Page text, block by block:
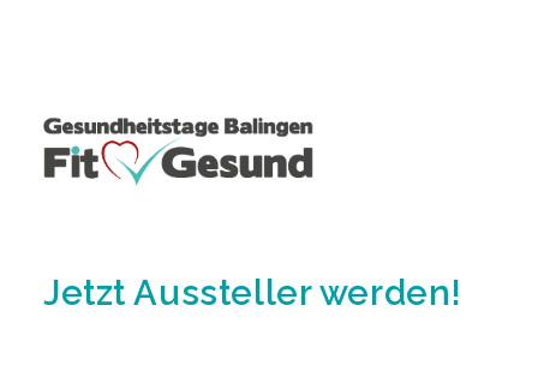
Jetzt Aussteller werden!